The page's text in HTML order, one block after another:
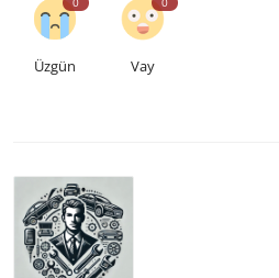
Üzgün Vay